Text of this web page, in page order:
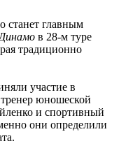
станет главным
Динамо в 28-м туре
традиционно
участие в
юношеской
и спортивный
они определили